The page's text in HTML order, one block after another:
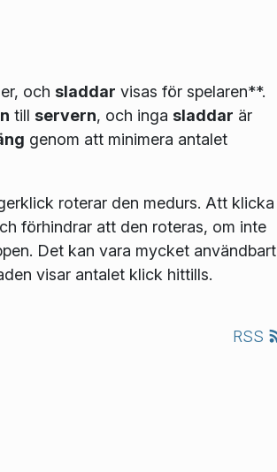
och sladdar visas för spelaren**.
till servern, och inga sladdar är
genom att minimera antalet
roterar den medurs. Att klicka
förhindrar att den roteras, om inte
Det kan vara mycket användbart
visar antalet klick hittills.
RSS